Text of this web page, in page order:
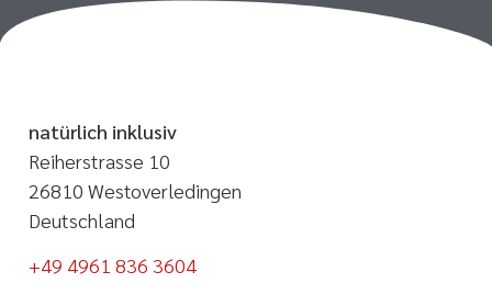
natürlich inklusiv
Reiherstrasse 10
26810 Westoverledingen
Deutschland
+49 4961 836 3604